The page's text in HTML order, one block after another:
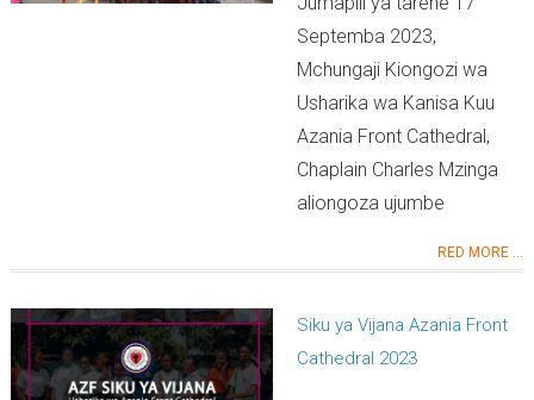
Septemba 2023,
Mchungaji Kiongozi wa
Usharika wa Kanisa Kuu
Azania Front Cathedral,
Chaplain Charles Mzinga
aliongoza ujumbe
RED MORE ...
Siku ya Vijana Azania Front
Cathedral 2023